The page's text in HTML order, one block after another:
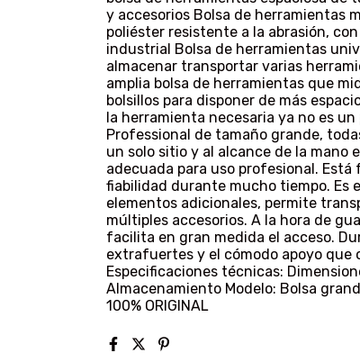
y accesorios Bolsa de herramientas
poliéster resistente a la abrasión,
industrial Bolsa de herramientas
almacenar transportar varias
amplia bolsa de herramientas que
bolsillos para disponer de más
la herramienta necesaria ya no es
Professional de tamaño grande,
un solo sitio y al alcance de la mano
adecuada para uso profesional.
fiabilidad durante mucho tiempo. Es
elementos adicionales, permite
múltiples accesorios. A la hora de
facilita en gran medida el acceso.
extrafuertes y el cómodo apoyo que
Especificaciones técnicas:
Almacenamiento Modelo: Bolsa
100% ORIGINAL